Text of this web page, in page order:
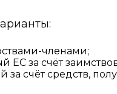
членами;
за счёт
счёт средств,